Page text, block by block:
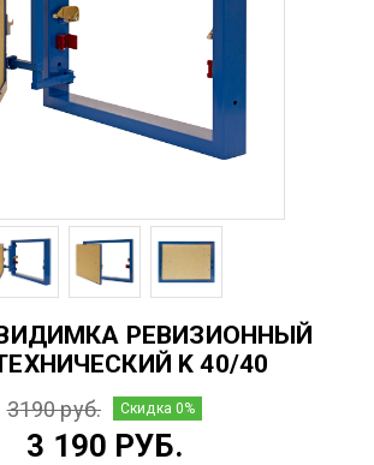
РЕВИЗИОННЫЙ
K 40/40
3190 руб. Скидка 0%
3 190 РУБ.